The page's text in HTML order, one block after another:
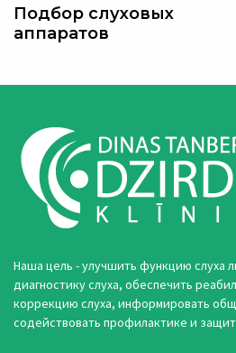
Подбор слуховых
аппаратов
Наша цель - улучшить функцию слуха
диагностику слуха, обеспечить
коррекцию слуха, информировать
содействовать профилактике и